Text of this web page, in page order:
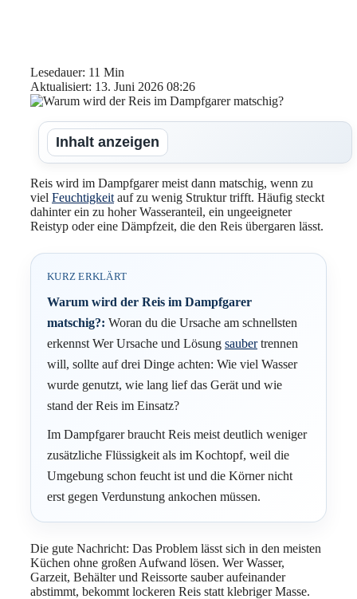
Lesedauer: 11 Min
Aktualisiert: 13. Juni 2026 08:26
Inhalt anzeigen
Reis wird im Dampfgarer meist dann matschig, wenn zu
viel Feuchtigkeit auf zu wenig Struktur trifft. Häufig steckt
dahinter ein zu hoher Wasseranteil, ein ungeeigneter
Reistyp oder eine Dämpfzeit, die den Reis übergaren lässt.
KURZ ERKLÄRT
Warum wird der Reis im Dampfgarer
matschig?: Woran du die Ursache am schnellsten
erkennst Wer Ursache und Lösung saubertrennen
will, sollte auf drei Dinge achten: Wie viel Wasser
wurde genutzt, wie lang lief das Gerät und wie
stand der Reis im Einsatz?
Im Dampfgarer braucht Reis meist deutlich weniger
zusätzliche Flüssigkeit als im Kochtopf, weil die
Umgebung schon feucht ist und die Körner nicht
erst gegen Verdunstung ankochen müssen.
Die gute Nachricht: Das Problem lässt sich in den meisten
Küchen ohne großen Aufwand lösen. Wer Wasser,
Garzeit, Behälter und Reissorte sauber aufeinander
abstimmt, bekommt lockeren Reis statt klebriger Masse.